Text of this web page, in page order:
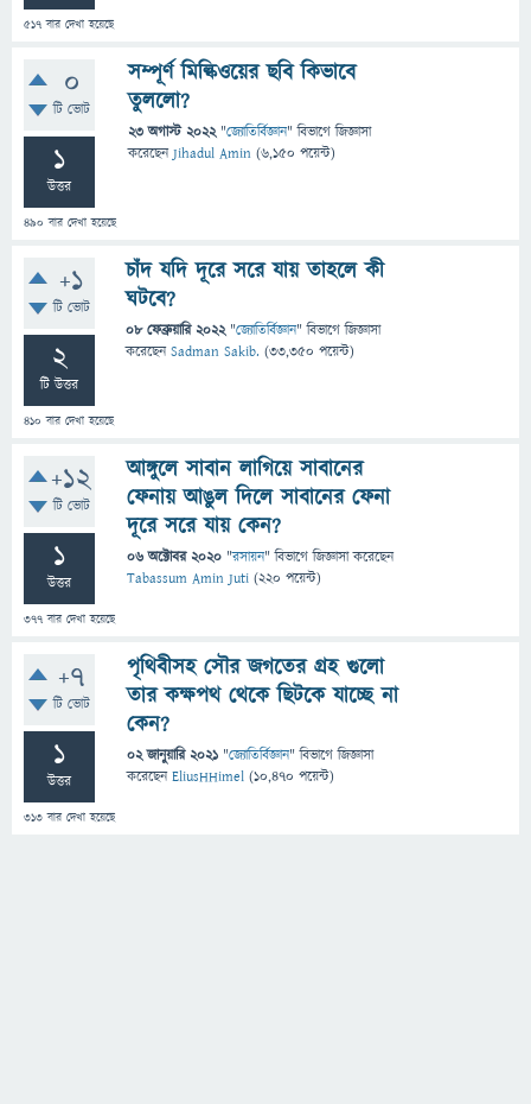
517 বার দেখা হয়েছে
0
টি ভোট
1
উত্তর
490 বার দেখা হয়েছে
সম্পূর্ণ মিল্কিওয়ের ছবি কিভাবে
তুললো?
23 অগাস্ট 2022 "জ্যোতির্বিজ্ঞান" বিভাগে জিজ্ঞাসা
করেছেনJihadul Amin (6,150 পয়েন্ট)
+1
টি ভোট
2
টি উত্তর
410 বার দেখা হয়েছে
চাঁদ যদি দূরে সরে যায় তাহলে কী
ঘটবে?
08 ফেব্রুয়ারি 2022 "জ্যোতির্বিজ্ঞান" বিভাগে জিজ্ঞাসা
করেছেনSadman Sakib. (33,350 পয়েন্ট)
+12
টি ভোট
1
উত্তর
377 বার দেখা হয়েছে
আঙ্গুলে সাবান লাগিয়ে সাবানের
ফেনায় আঙুল দিলে সাবানের ফেনা
দূরে সরে যায় কেন?
06 অক্টোবর 2020 "রসায়ন" বিভাগে জিজ্ঞাসাকরেছেন
Tabassum Amin Juti (220 পয়েন্ট)
+7
টি ভোট
1
উত্তর
313 বার দেখা হয়েছে
পৃথিবীসহ সৌর জগতের গ্রহ গুলো
তার কক্ষপথ থেকে ছিটকে যাচ্ছে না
কেন?
02 জানুয়ারি 2021 "জ্যোতির্বিজ্ঞান" বিভাগে জিজ্ঞাসা
করেছেনEliusHHimel (10,470 পয়েন্ট)